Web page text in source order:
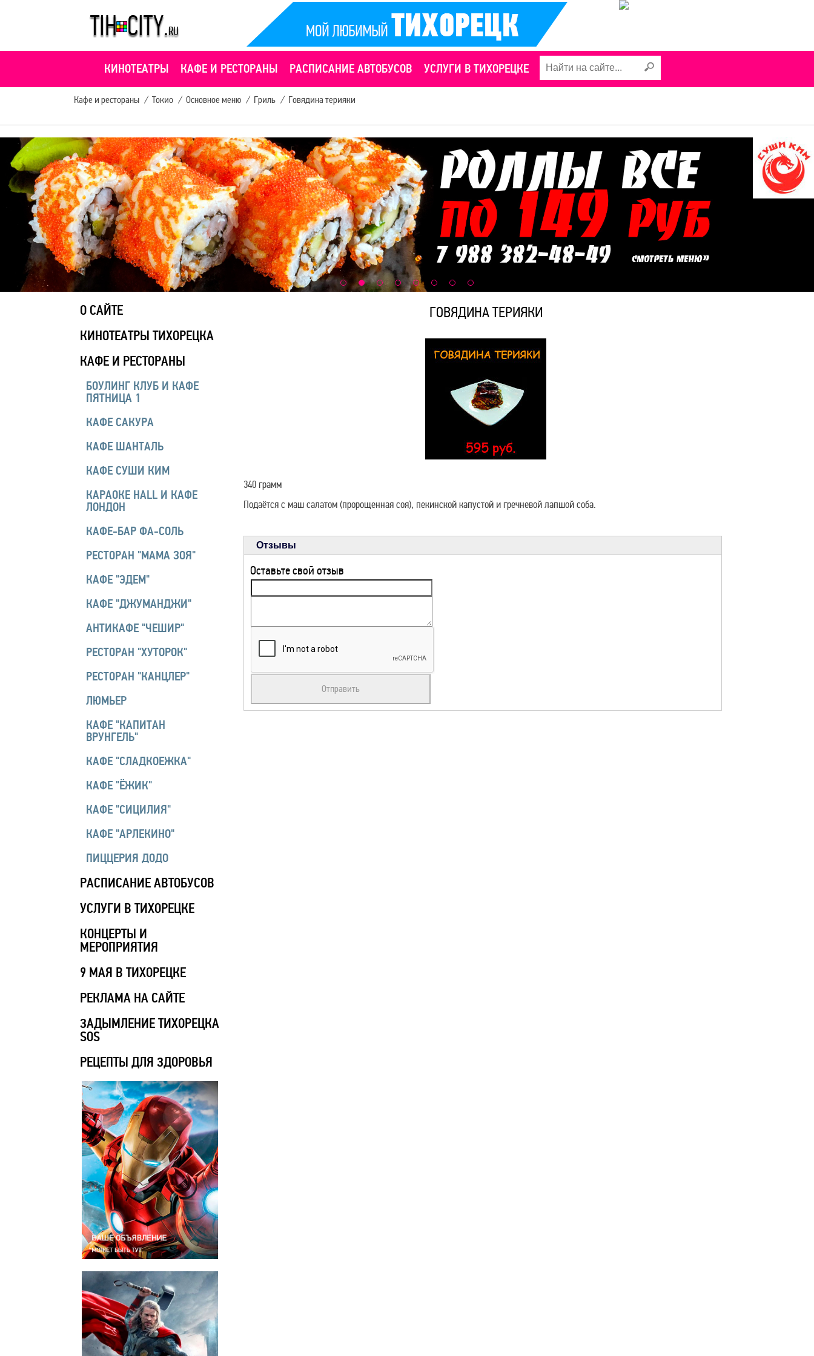
КИНОТЕАТРЫ КАФЕ И РЕСТОРАНЫ РАСПИСАНИЕ АВТОБУСОВ УСЛУГИ В ТИХОРЕЦКЕ
Кафе и рестораны / Токио / Основное меню / Гриль / Говядина терияки
О САЙТЕ
КИНОТЕАТРЫ ТИХОРЕЦКА
КАФЕ И РЕСТОРАНЫ
БОУЛИНГ КЛУБ И КАФЕ
ПЯТНИЦА 1
КАФЕ САКУРА
КАФЕ ШАНТАЛЬ
КАФЕ СУШИ КИМ
КАРАОКЕ HALL И КАФЕ
ЛОНДОН
КАФЕ-БАР ФА-СОЛЬ
РЕСТОРАН "МАМА ЗОЯ"
КАФЕ "ЭДЕМ"
КАФЕ "ДЖУМАНДЖИ"
АНТИКАФЕ "ЧЕШИР"
РЕСТОРАН "ХУТОРОК"
РЕСТОРАН "КАНЦЛЕР"
ЛЮМЬЕР
КАФЕ "КАПИТАН
ВРУНГЕЛЬ"
КАФЕ "СЛАДКОЕЖКА"
КАФЕ "ЁЖИК"
КАФЕ "СИЦИЛИЯ"
КАФЕ "АРЛЕКИНО"
ПИЦЦЕРИЯ ДОДО
РАСПИСАНИЕ АВТОБУСОВ
УСЛУГИ В ТИХОРЕЦКЕ
КОНЦЕРТЫ И
МЕРОПРИЯТИЯ
9 МАЯ В ТИХОРЕЦКЕ
РЕКЛАМА НА САЙТЕ
ЗАДЫМЛЕНИЕ ТИХОРЕЦКА
SOS
РЕЦЕПТЫ ДЛЯ ЗДОРОВЬЯ
ГОВЯДИНА ТЕРИЯКИ
340 грамм
Подаётся с маш салатом (пророщенная соя), пекинской капустой и гречневой лапшой соба.
Отзывы
Оставьте свой отзыв